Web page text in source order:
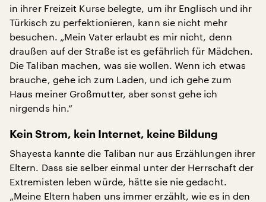
in ihrer Freizeit Kurse belegte, um ihr Englisch und ihr
Türkisch zu perfektionieren, kann sie nicht mehr
besuchen. „Mein Vater erlaubt es mir nicht, denn
draußen auf der Straße ist es gefährlich für Mädchen.
Die Taliban machen, was sie wollen. Wenn ich etwas
brauche, gehe ich zum Laden, und ich gehe zum
Haus meiner Großmutter, aber sonst gehe ich
nirgends hin.“
Kein Strom, kein Internet, keine Bildung
Shayesta kannte die Taliban nur aus Erzählungen ihrer
Eltern. Dass sie selber einmal unter der Herrschaft der
Extremisten leben würde, hätte sie nie gedacht.
„Meine Eltern haben uns immer erzählt, wie es in den